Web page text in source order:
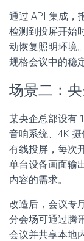
通过 API 集成，
检测到投屏开始
动恢复照明环境
规格会议中的稳
场景二：
某央企总部设有
音响系统、4K
有线投屏，每次
单台设备画面输
内容的需求。
改造后，会议专
分会场可通过腾
会议并共享本地